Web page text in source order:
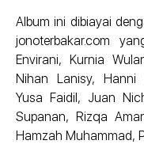
Album ini dibiayai
jonoterbakar.com
Envirani, Kurnia
Nihan Lanisy, Hanni
Yusa Faidil, Juan
Supanan, Rizqa
Hamzah Muhammad,